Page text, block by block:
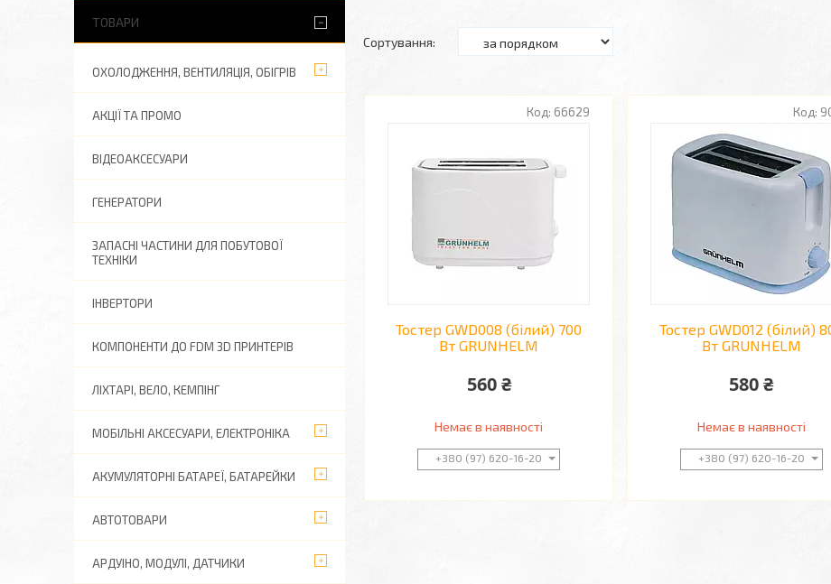
66629
Тостер GWD008 (білий) 700
Вт GRUNHELM
560 ₴
Немає в наявності
+380 (97) 620-16-20
Тостер GWD012 (білий)
Вт GRUNHELM
580 ₴
Немає в наявності
+380 (97) 620-16-20
ТОВАРИ
ОХОЛОДЖЕННЯ, ВЕНТИЛЯЦІЯ, ОБІГРІВ
АКЦІЇ ТА ПРОМО
ВІДЕОАКСЕСУАРИ
ГЕНЕРАТОРИ
ЗАПАСНІ ЧАСТИНИ ДЛЯ ПОБУТОВОЇ
ТЕХНІКИ
ІНВЕРТОРИ
КОМПОНЕНТИ ДО FDM 3D ПРИНТЕРІВ
ЛІХТАРІ, ВЕЛО, КЕМПІНГ
МОБІЛЬНІ АКСЕСУАРИ, ЕЛЕКТРОНІКА
АКУМУЛЯТОРНІ БАТАРЕЇ, БАТАРЕЙКИ
АВТОТОВАРИ
АРДУІНО, МОДУЛІ, ДАТЧИКИ